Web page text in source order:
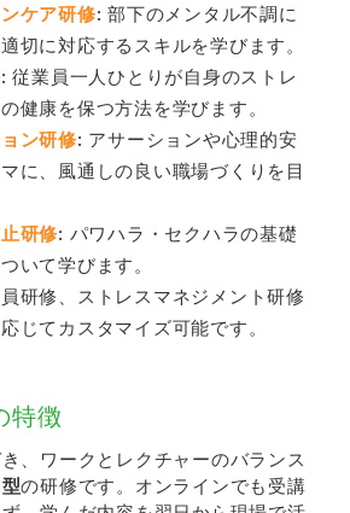
ケア研修: 部下のメンタル不調に
切に対応するスキルを学びます。
: 従業員一人ひとりが自身のストレ
健康を保つ方法を学びます。
ン研修: アサーションや心理的安
に、風通しの良い職場づくりを目
研修: パワハラ・セクハラの基礎
いて学びます。
研修、ストレスマネジメント研修
じてカスタマイズ可能です。
特徴
、ワークとレクチャーのバランス
の研修です。オンラインでも受講